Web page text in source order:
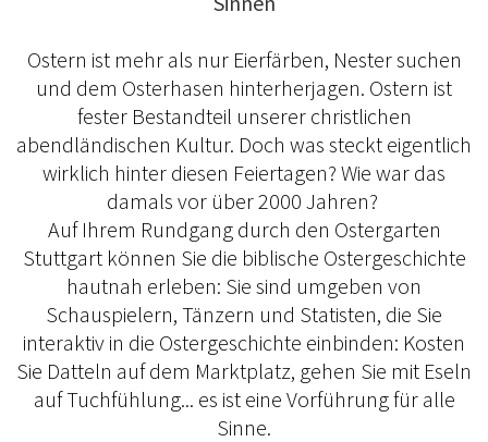
Ostern ist mehr als nur Eierfärben, Nester suchen
und dem Osterhasen hinterherjagen. Ostern ist
fester Bestandteil unserer christlichen
abendländischen Kultur. Doch was steckt eigentlich
wirklich hinter diesen Feiertagen? Wie war das
damals vor über 2000 Jahren?
Auf Ihrem Rundgang durch den Ostergarten
Stuttgart können Sie die biblische Ostergeschichte
hautnah erleben: Sie sind umgeben von
Schauspielern, Tänzern und Statisten, die Sie
interaktiv in die Ostergeschichte einbinden: Kosten
Sie Datteln auf dem Marktplatz, gehen Sie mit Eseln
auf Tuchfühlung... es ist eine Vorführung für alle
Sinne.